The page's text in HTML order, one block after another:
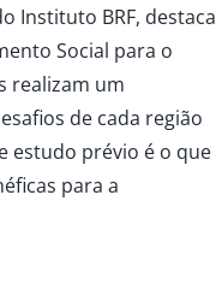
Instituto BRF, destaca
Social para o
realizam um
de cada região
estudo prévio é o que
para a